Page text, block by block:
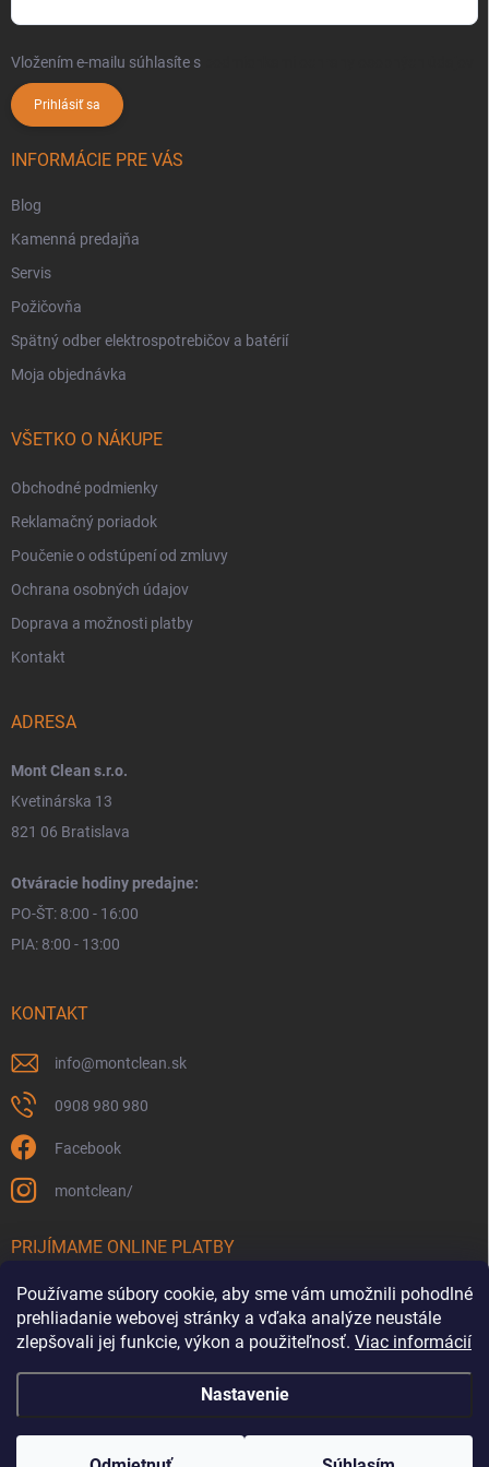
Používame súbory cookie, aby sme vám umožnili pohodlné
prehliadanie webovej stránky a vďaka analýze neustále
zlepšovali jej funkcie, výkon a použiteľnosť. Viac informácií
Nastavenie
Vložením e-mailu súhlasíte s
Prihlásiť sa
INFORMÁCIE PRE VÁS
Blog
Kamenná predajňa
Servis
Požičovňa
Spätný odber elektrospotrebičov a batérií
Moja objednávka
VŠETKO O NÁKUPE
Obchodné podmienky
Reklamačný poriadok
Poučenie o odstúpení od zmluvy
Ochrana osobných údajov
Doprava a možnosti platby
Kontakt
ADRESA
Mont Clean s.r.o.
Kvetinárska 13
821 06 Bratislava
Otváracie hodiny predajne:
PO-ŠT: 8:00 - 16:00
PIA: 8:00 - 13:00
KONTAKT
info@montclean.sk
0908 980 980
Facebook
montclean/
PRIJÍMAME ONLINE PLATBY
Copyright 2026Montclean.sk. Všetky práva vyhradené.Upraviť nastavenie